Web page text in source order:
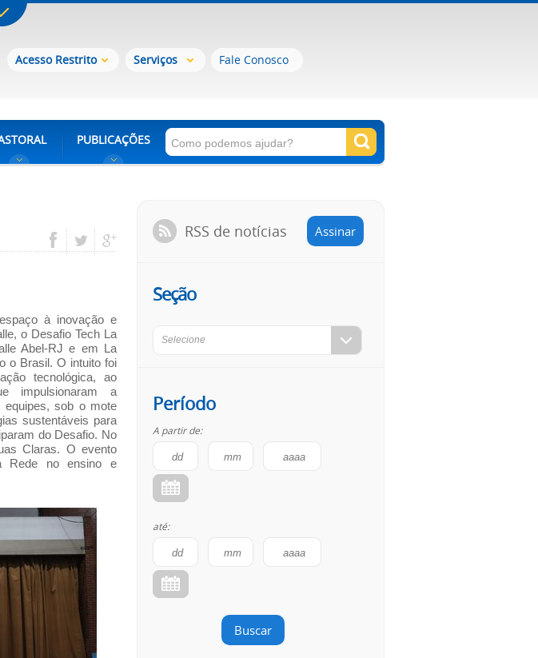
Acesso Restrito Serviços Fale Conosco
PUBLICAÇÕES
à inovação e
o Desafio Tech La
Abel-RJ e em La
o Brasil. O intuito foi
tecnológica, ao
impulsionaram a
equipes, sob o mote
sustentáveis para
do Desafio. No
Claras. O evento
Rede no ensino e
RSS de notícias Assinar
Seção
Selecione
Período
A partir de:
até:
Buscar